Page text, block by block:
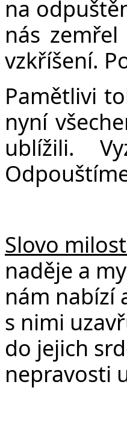
na
nás
vzkříšení.
Pamětlivi
nyní
ublížili.
Slovo
naděje a
nám nabízí
s nimi
do jejich
nepravosti